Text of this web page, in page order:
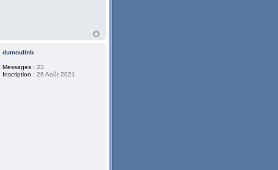
dumoulinb
Messages : 23
Inscription : 26 Août 2021